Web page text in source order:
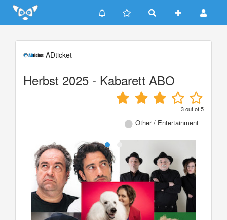
Update cookies preferences
ADticket
Herbst 2025 - Kabarett ABO
3out of5
Other / Entertainment